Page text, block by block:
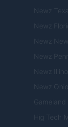
Newz
Newz
Newz
Newz
Newz
Newz Ohio
Gameland
Hig Tech